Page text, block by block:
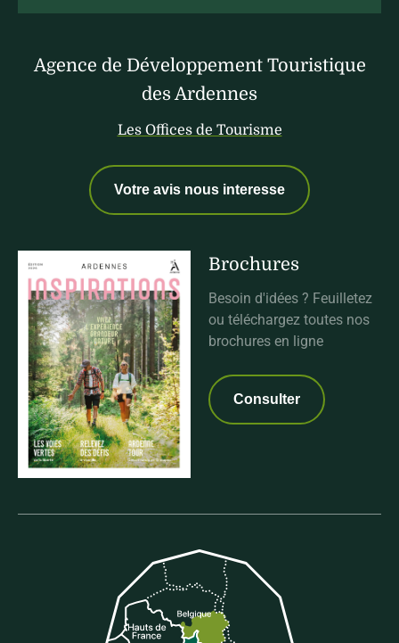
Agence de Développement Touristique
des Ardennes
Les Offices de Tourisme
Votre avis nous interesse
Brochures
Besoin d'idées ? Feuilletez
ou téléchargez toutes nos
brochures en ligne
Consulter